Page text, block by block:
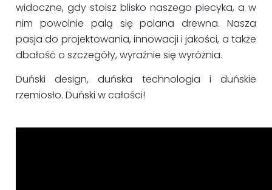
widoczne, gdy stoisz blisko naszego piecyka, a w
nim powolnie palą się polana drewna. Nasza
pasja do projektowania, innowacji i jakości, a także
dbałość o szczegóły, wyraźnie się wyróżnia.
Duński design, duńska technologia i duńskie
rzemiosło. Duński w całości!